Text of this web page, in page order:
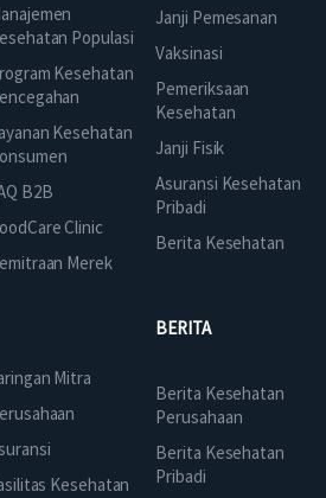
Populasi
Kesehatan
Kesehatan
B2B
Clinic
Merek
Janji Pemesanan
Vaksinasi
Pemeriksaan
Kesehatan
Janji Fisik
Asuransi Kesehatan
Pribadi
Berita Kesehatan
Mitra
Kesehatan
BERITA
Berita Kesehatan
Perusahaan
Berita Kesehatan
Pribadi